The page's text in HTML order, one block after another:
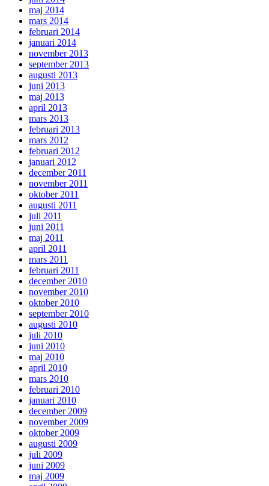
maj 2014
mars 2014
februari 2014
januari 2014
november 2013
september 2013
augusti 2013
juni 2013
maj 2013
april 2013
mars 2013
februari 2013
mars 2012
februari 2012
januari 2012
december 2011
november 2011
oktober 2011
augusti 2011
juli 2011
juni 2011
maj 2011
april 2011
mars 2011
februari 2011
december 2010
november 2010
oktober 2010
september 2010
augusti 2010
juli 2010
juni 2010
maj 2010
april 2010
mars 2010
februari 2010
januari 2010
december 2009
november 2009
oktober 2009
augusti 2009
juli 2009
juni 2009
maj 2009